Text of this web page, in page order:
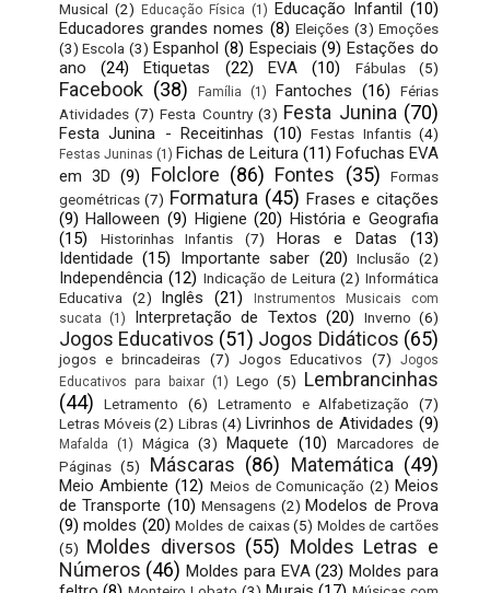
Musical (2) Educação Física (1) Educação Infantil (10)
Educadores grandes nomes (8) Eleições (3) Emoções
(3) Escola (3) Espanhol (8) Especiais (9) Estações do
ano
(24) Etiquetas (22) EVA (10) Fábulas (5)
Facebook (38) Família (1) Fantoches (16)
Férias
Atividades (7) Festa Country (3) Festa Junina (70)
Festa Junina - Receitinhas (10) Festas Infantis (4)
Festas Juninas (1) Fichas de Leitura (11) Fofuchas EVA
em 3D (9) Folclore (86) Fontes (35)
Formas
geométricas (7) Formatura (45) Frases e citações
(9) Halloween (9) Higiene (20) História e Geografia
(15)
Historinhas Infantis (7) Horas e Datas
(13)
Identidade (15) Importante saber (20) Inclusão (2)
Independência (12) Indicação de Leitura (2) Informática
Educativa
(2) Inglês (21)
Instrumentos Musicais com
sucata
(1) Interpretação de Textos (20) Inverno (6)
Jogos Educativos (51) Jogos Didáticos (65)
jogos e brincadeiras (7) Jogos Educativos (7)
Jogos
Educativos para baixar (1) Lego (5) Lembrancinhas
(44)
Letramento (6) Letramento e Alfabetização
(7)
Letras Móveis (2) Libras (4) Livrinhos de Atividades (9)
Mafalda (1) Mágica (3) Maquete (10)
Marcadores de
Páginas (5) Máscaras (86) Matemática (49)
Meio Ambiente (12) Meios de Comunicação (2) Meios
de Transporte (10) Mensagens (2) Modelos de Prova
(9) moldes (20) Moldes de caixas (5) Moldes de cartões
(5) Moldes diversos (55) Moldes Letras e
Números (46) Moldes para EVA (23) Moldes para